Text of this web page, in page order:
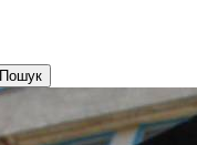
Пошук